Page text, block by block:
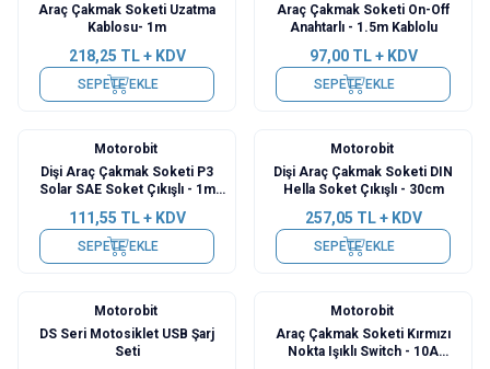
Araç Çakmak Soketi Uzatma
Kablosu- 1m
218,25 TL + KDV
SEPETE EKLE
Araç Çakmak Soketi On-Off
Anahtarlı - 1.5m Kablolu
97,00TL + KDV
SEPETE EKLE
Motorobit
Dişi Araç Çakmak Soketi P3
Solar SAE Soket Çıkışlı - 1m
111,55 TL + KDV
SEPETE EKLE
Motorobit
Dişi Araç Çakmak Soketi DIN
Hella Soket Çıkışlı - 30cm
257,05 TL + KDV
SEPETE EKLE
Motorobit
DS Seri Motosiklet USB Şarj
Seti
Motorobit
Araç Çakmak Soketi Kırmızı
Nokta Işıklı Switch - 10A